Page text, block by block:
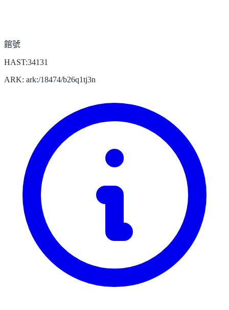
館號
HAST:34131
ARK: ark:/18474/b26q1tj3n